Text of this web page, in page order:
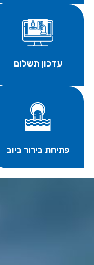
עדכון תשלום
פתיחת בירור ביוב